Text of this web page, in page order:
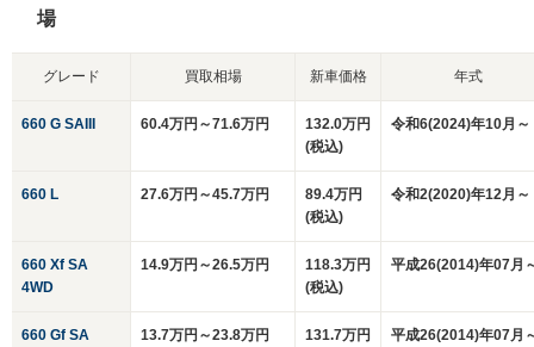
場
グレード 買取相場 新車価格 年式
660 G SAIII 60.4万円～71.6万円
132.0万円
(税込)
令和6(2024)年10月～
660 L 27.6万円～45.7万円
89.4万円
(税込)
令和2(2020)年12月～
660 Xf SA
4WD
14.9万円～26.5万円
118.3万円
(税込)
平成26(2014)年07月
660 Gf SA
13.7万円～23.8万円
131.7万円
平成26(2014)年07月